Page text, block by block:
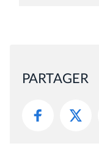
PARTAGER